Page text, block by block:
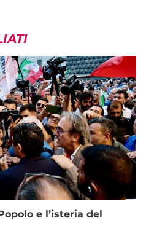
e l’isteria del